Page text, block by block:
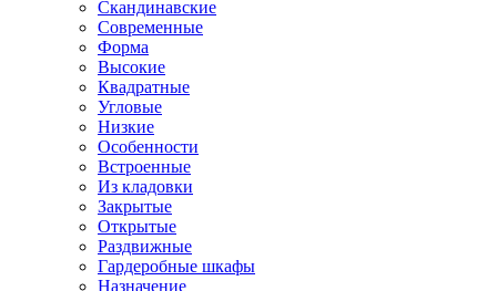
Скандинавские
Современные
Форма
Высокие
Квадратные
Угловые
Низкие
Особенности
Встроенные
Из кладовки
Закрытые
Открытые
Раздвижные
Гардеробные шкафы
Назначение